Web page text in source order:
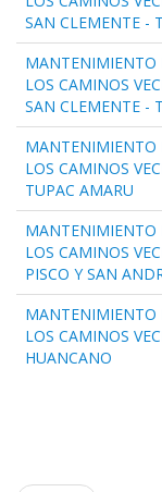
SAN CLEMENTE -
MANTENIMIENTO
LOS CAMINOS
SAN CLEMENTE -
MANTENIMIENTO
LOS CAMINOS
TUPAC AMARU
MANTENIMIENTO
LOS CAMINOS
PISCO Y SAN
MANTENIMIENTO
LOS CAMINOS
HUANCANO